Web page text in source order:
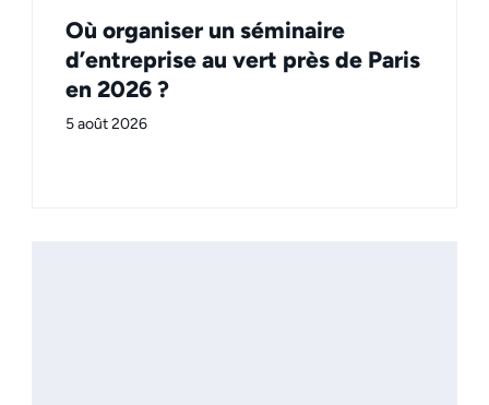
Où organiser un séminaire
d’entreprise au vert près de Paris
en 2026 ?
5 août 2026